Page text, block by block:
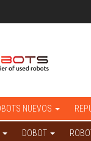
NUEVOS
DOBOT